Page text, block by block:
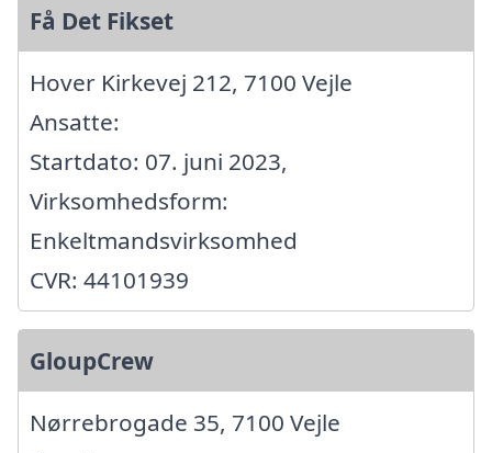
Få Det Fikset
Hover Kirkevej 212, 7100 Vejle
Ansatte:
Startdato: 07. juni 2023,
Virksomhedsform:
Enkeltmandsvirksomhed
CVR: 44101939
GloupCrew
Nørrebrogade 35, 7100 Vejle